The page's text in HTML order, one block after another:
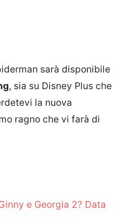
sarà disponibile
, sia su Disney Plus che
la nuova
ragno che vi farà di
e Georgia 2? Data